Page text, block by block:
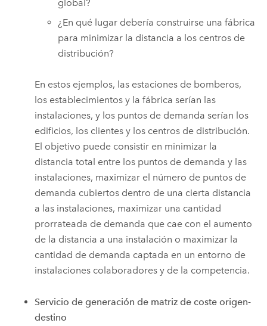
global?
¿En qué lugar debería construirse una fábrica
para minimizar la distancia a los centros de
distribución?
En estos ejemplos, las estaciones de bomberos,
los establecimientos y la fábrica serían las
instalaciones, y los puntos de demanda serían los
edificios, los clientes y los centros de distribución.
El objetivo puede consistir en minimizar la
distancia total entre los puntos de demanda y las
instalaciones, maximizar el número de puntos de
demanda cubiertos dentro de una cierta distancia
a las instalaciones, maximizar una cantidad
prorrateada de demanda que cae con el aumento
de la distancia a una instalación o maximizar la
cantidad de demanda captada en un entorno de
instalaciones colaboradores y de la competencia.
Servicio de generación de matriz de coste origen-
destino